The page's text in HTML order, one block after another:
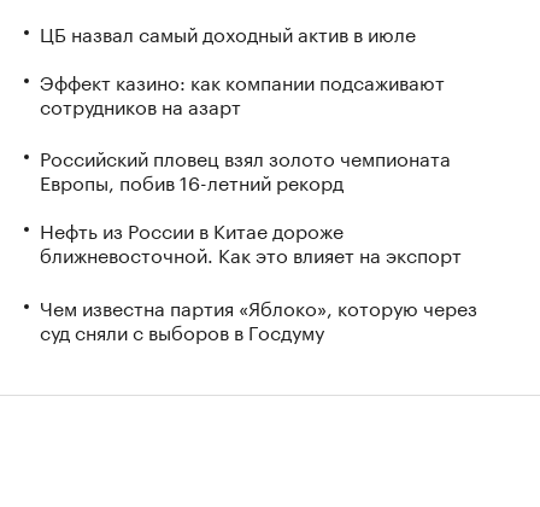
ЦБ назвал самый доходный актив в июле
Эффект казино: как компании подсаживают
сотрудников на азарт
Российский пловец взял золото чемпионата
Европы, побив 16-летний рекорд
Нефть из России в Китае дороже
ближневосточной. Как это влияет на экспорт
Чем известна партия «Яблоко», которую через
суд сняли с выборов в Госдуму